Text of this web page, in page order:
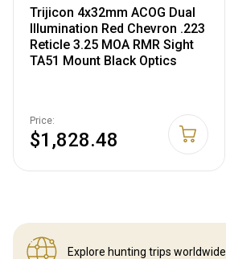
Trijicon 4x32mm ACOG Dual
Illumination Red Chevron .223
Reticle 3.25 MOA RMR Sight
TA51 Mount Black Optics
Price:
$1,828.48
Explore hunting trips worldwide